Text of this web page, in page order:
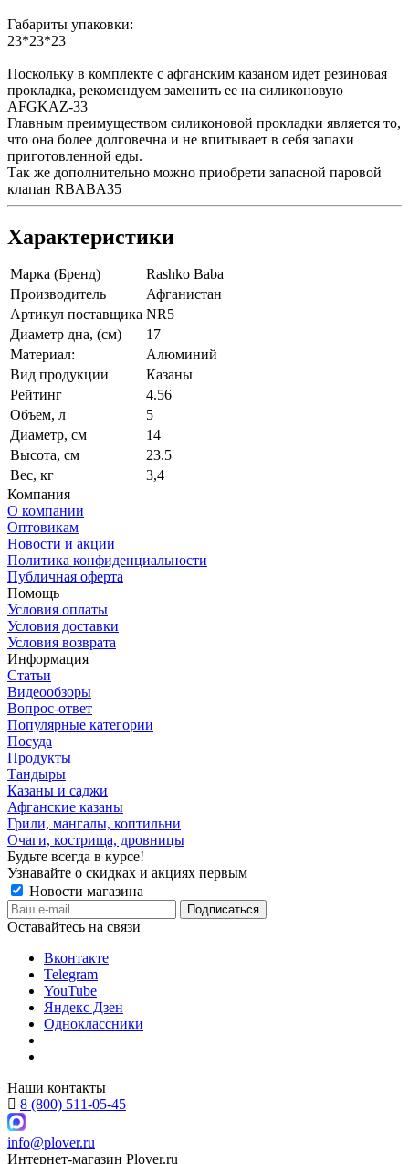
Габариты упаковки:
23*23*23
Поскольку в комплекте с афганским казаном идет резиновая
прокладка, рекомендуем заменить ее на силиконовую
AFGKAZ-33
Главным преимуществом силиконовой прокладки является то,
что она более долговечна и не впитывает в себя запахи
приготовленной еды.
Так же дополнительно можно приобрети запасной паровой
клапан RBABA35
Характеристики
Марка (Бренд)
Rashko Baba
Производитель
Афганистан
Артикул поставщика NR5
Диаметр дна, (см)
17
Материал:
Алюминий
Вид продукции
Казаны
Рейтинг
4.56
Объем, л
5
Диаметр, см
14
Высота, см
23.5
Вес, кг
3,4
Компания
О компании
Оптовикам
Новости и акции
Политика конфиденциальности
Публичная оферта
Помощь
Условия оплаты
Условия доставки
Условия возврата
Информация
Статьи
Видеообзоры
Вопрос-ответ
Популярные категории
Посуда
Продукты
Тандыры
Казаны и саджи
Афганские казаны
Грили, мангалы, коптильни
Очаги, кострища, дровницы
Будьте всегда в курсе!
Узнавайте о скидках и акциях первым
Новости магазина
Оставайтесь на связи
Вконтакте
Telegram
YouTube
Яндекс Дзен
Одноклассники
Наши контакты
8 (800) 511-05-45
info@plover.ru
Интернет-магазин Plover.ru